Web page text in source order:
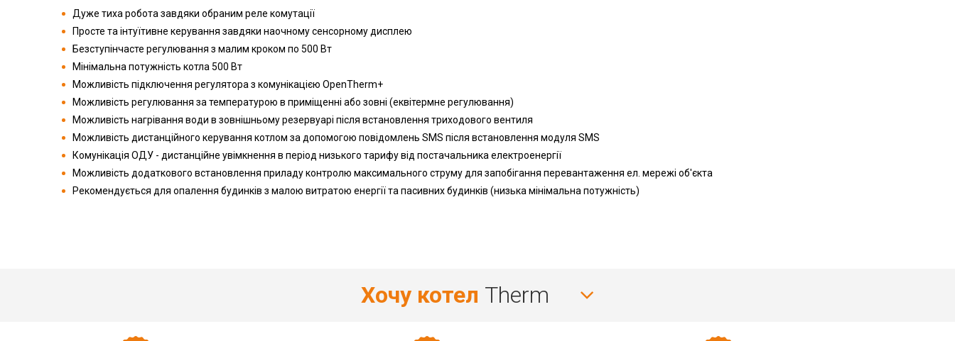
Дуже тиха робота завдяки обраним реле комутації
Просте та інтуїтивне керування завдяки наочному сенсорному дисплею
Безступінчасте регулювання з малим кроком по 500 Вт
Мінімальна потужність котла 500 Вт
Можливість підключення регулятора з комунікацією OpenTherm+
Можливість регулювання за температурою в приміщенні або зовні (еквітермне регулювання)
Можливість нагрівання води в зовнішньому резервуарі після встановлення триходового вентиля
Можливість дистанційного керування котлом за допомогою повідомлень SMS після встановлення модуля SMS
Комунікація ОДУ - дистанційне увімкнення в період низького тарифу від постачальника електроенергії
Можливість додаткового встановлення приладу контролю максимального струму для запобігання перевантаження ел. мережі об'єкта
Рекомендується для опалення будинків з малою витратою енергії та пасивних будинків (низька мінімальна потужність)
Хочу котел Therm